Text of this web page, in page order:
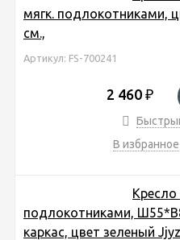
мягк. подлокотниками,
см.,
Артикул: FS-700241
2 460 ₽
В избранное
Кресло
подлокотниками,
каркас, цвет зеленый